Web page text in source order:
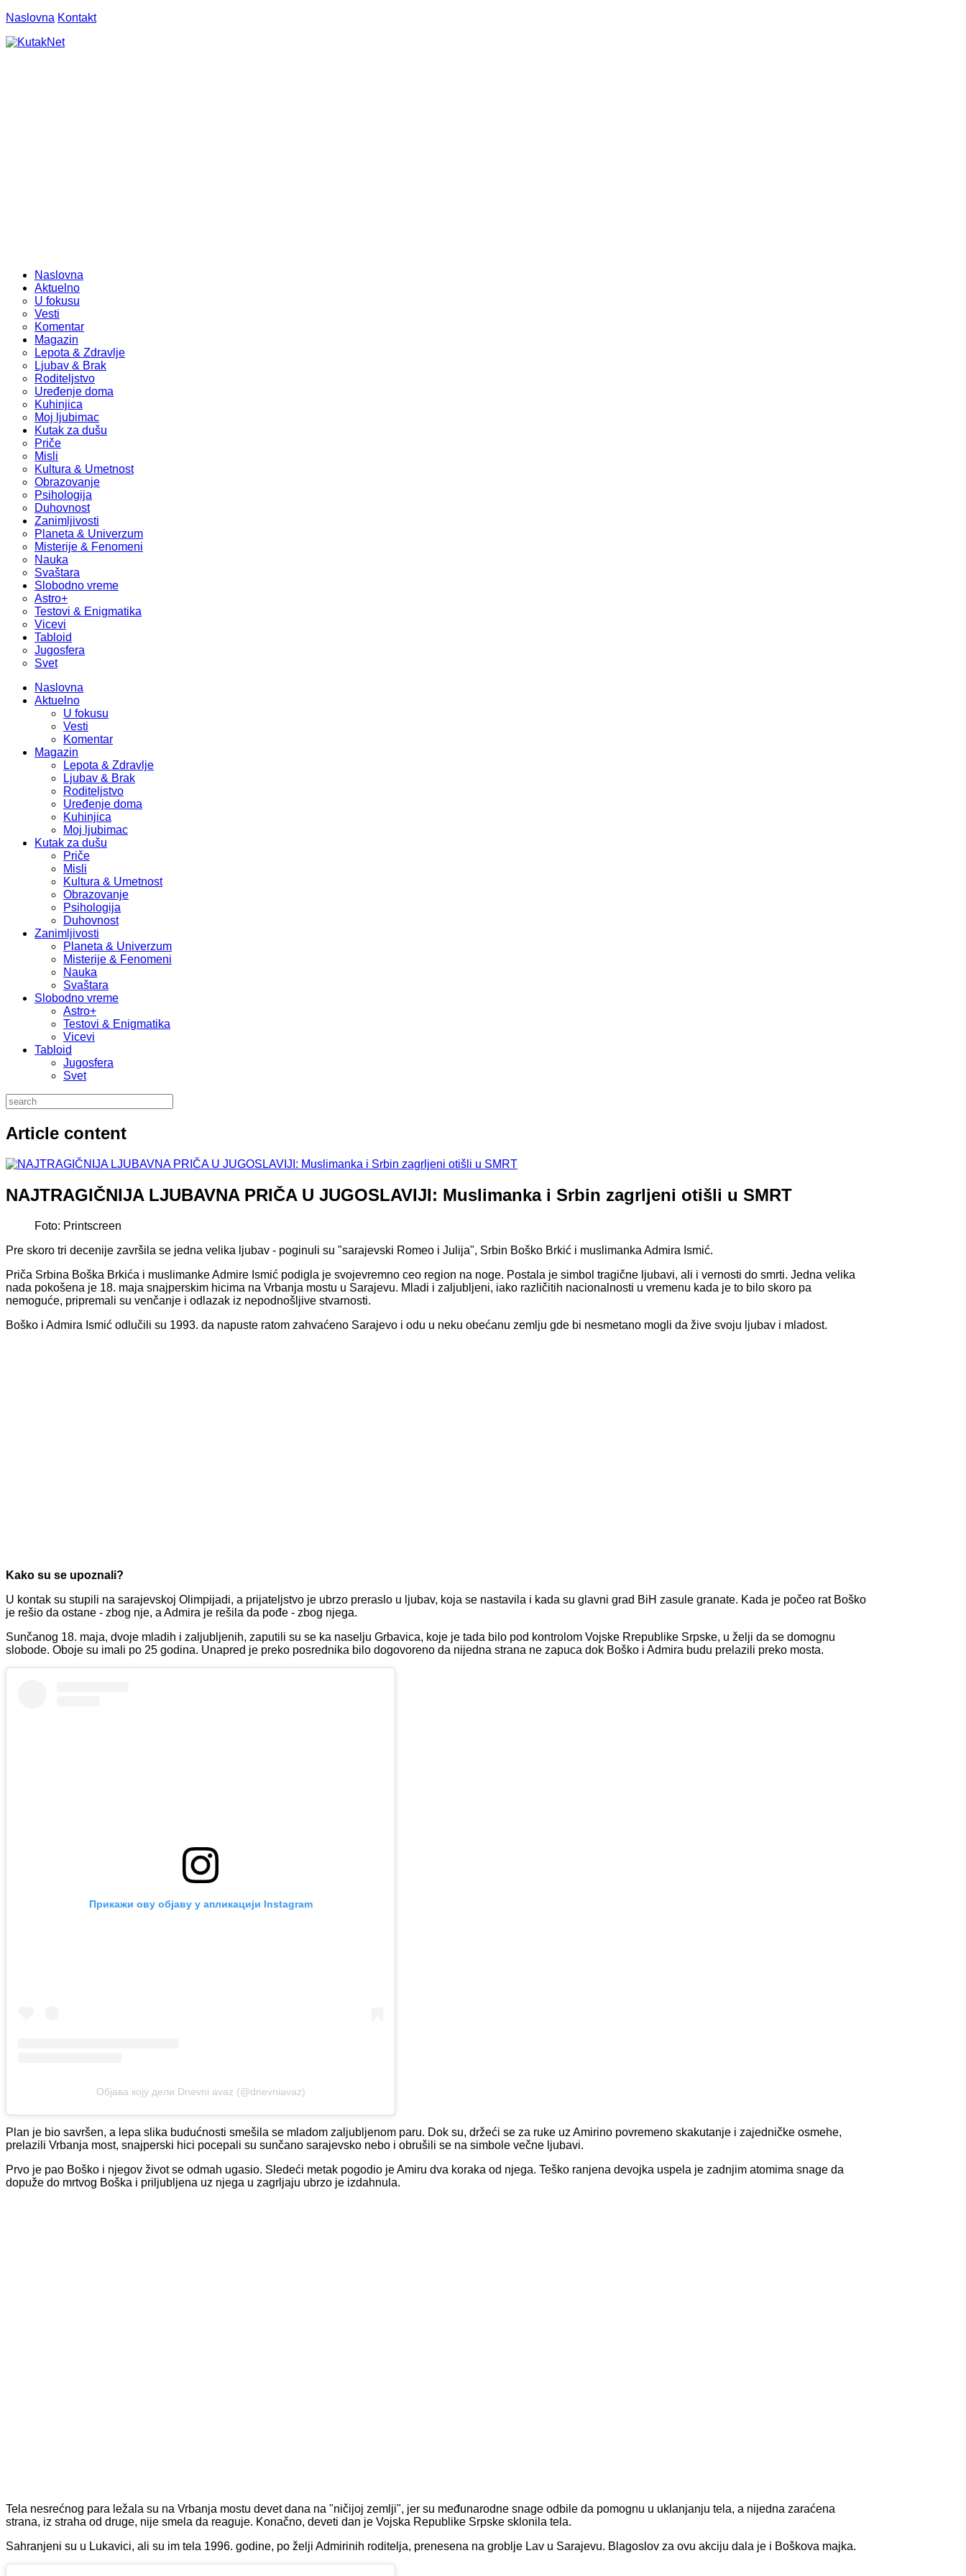
Naslovna Kontakt
Naslovna
Aktuelno
U fokusu
Vesti
Komentar
Magazin
Lepota & Zdravlje
Ljubav & Brak
Roditeljstvo
Uređenje doma
Kuhinjica
Moj ljubimac
Kutak za dušu
Priče
Misli
Kultura & Umetnost
Obrazovanje
Psihologija
Duhovnost
Zanimljivosti
Planeta & Univerzum
Misterije & Fenomeni
Nauka
Svaštara
Slobodno vreme
Astro+
Testovi & Enigmatika
Vicevi
Tabloid
Jugosfera
Svet
Naslovna
Aktuelno
U fokusu
Vesti
Komentar
Magazin
Lepota & Zdravlje
Ljubav & Brak
Roditeljstvo
Uređenje doma
Kuhinjica
Moj ljubimac
Kutak za dušu
Priče
Misli
Kultura & Umetnost
Obrazovanje
Psihologija
Duhovnost
Zanimljivosti
Planeta & Univerzum
Misterije & Fenomeni
Nauka
Svaštara
Slobodno vreme
Astro+
Testovi & Enigmatika
Vicevi
Tabloid
Jugosfera
Svet
Article content
NAJTRAGIČNIJA LJUBAVNA PRIČA U JUGOSLAVIJI: Muslimanka i Srbin zagrljeni otišli u SMRT
Foto: Printscreen
Pre skoro tri decenije završila se jedna velika ljubav - poginuli su "sarajevski Romeo i Julija", Srbin Boško Brkić i muslimanka Admira Ismić.
Priča Srbina Boška Brkića i muslimanke Admire Ismić podigla je svojevremno ceo region na noge. Postala je simbol tragične ljubavi, ali i vernosti do smrti. Jedna velika
nada pokošena je 18. maja snajperskim hicima na Vrbanja mostu u Sarajevu. Mladi i zaljubljeni, iako različitih nacionalnosti u vremenu kada je to bilo skoro pa
nemoguće, pripremali su venčanje i odlazak iz nepodnošljive stvarnosti.
Boško i Admira Ismić odlučili su 1993. da napuste ratom zahvaćeno Sarajevo i odu u neku obećanu zemlju gde bi nesmetano mogli da žive svoju ljubav i mladost.
Kako su se upoznali?
U kontak su stupili na sarajevskoj Olimpijadi, a prijateljstvo je ubrzo preraslo u ljubav, koja se nastavila i kada su glavni grad BiH zasule granate. Kada je počeo rat Boško
je rešio da ostane - zbog nje, a Admira je rešila da pođe - zbog njega.
Sunčanog 18. maja, dvoje mladih i zaljubljenih, zaputili su se ka naselju Grbavica, koje je tada bilo pod kontrolom Vojske Rrepublike Srpske, u želji da se domognu
slobode. Oboje su imali po 25 godina. Unapred je preko posrednika bilo dogovoreno da nijedna strana ne zapuca dok Boško i Admira budu prelazili preko mosta.
Прикажи ову објаву у апликацији Instagram
Објава коју дели Dnevni avaz (@dnevniavaz)
Plan je bio savršen, a lepa slika budućnosti smešila se mladom zaljubljenom paru. Dok su, držeći se za ruke uz Amirino povremeno skakutanje i zajedničke osmehe,
prelazili Vrbanja most, snajperski hici pocepali su sunčano sarajevsko nebo i obrušili se na simbole večne ljubavi.
Prvo je pao Boško i njegov život se odmah ugasio. Sledeći metak pogodio je Amiru dva koraka od njega. Teško ranjena devojka uspela je zadnjim atomima snage da
dopuže do mrtvog Boška i priljubljena uz njega u zagrljaju ubrzo je izdahnula.
Tela nesrećnog para ležala su na Vrbanja mostu devet dana na "ničijoj zemlji", jer su međunarodne snage odbile da pomognu u uklanjanju tela, a nijedna zaraćena
strana, iz straha od druge, nije smela da reaguje. Konačno, deveti dan je Vojska Republike Srpske sklonila tela.
Sahranjeni su u Lukavici, ali su im tela 1996. godine, po želji Admirinih roditelja, prenesena na groblje Lav u Sarajevu. Blagoslov za ovu akciju dala je i Boškova majka.